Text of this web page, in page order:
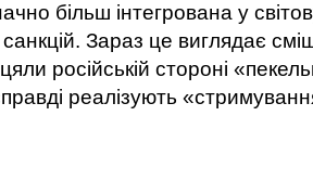
більш інтегрована у
Зараз це виглядає
російській стороні
реалізують